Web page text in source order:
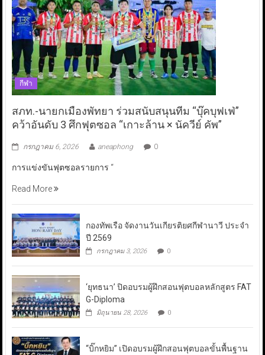
กีฬา
สภท.-นายกเมืองพัทยา ร่วมสนับสนุนทีม “บุ๊คบุฟเฟ่”
คว้าอันดับ 3 ศึกฟุตซอล “เกาะล้าน × นัควีย์ คัพ”
กรกฎาคม 6, 2026 aneaphong 0
การแข่งขันฟุตซอลรายการ “
Read More
กองทัพเรือ จัดงานวันเกียรติยศกีฬานาวี ประจำ
ปี 2569
กรกฎาคม 3, 2026 0
‘ยุทธนา’ ปิดอบรมผู้ฝึกสอนฟุตบอลหลักสูตร FAT
G-Diploma
มิถุนายน 28, 2026 0
“บิ๊กหยิม” เปิดอบรมผู้ฝึกสอนฟุตบอลขั้นพื้นฐาน